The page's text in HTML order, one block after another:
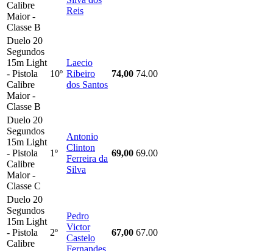
Calibre
Maior -
Classe B
Reis
Duelo 20
Segundos
15m Light
- Pistola
Calibre
Maior -
Classe B
10º
Laecio
Ribeiro
dos Santos
74,00 74.00
Duelo 20
Segundos
15m Light
- Pistola
Calibre
Maior -
Classe C
1º
Antonio
Clinton
Ferreira da
Silva
69,00 69.00
Duelo 20
Segundos
15m Light
- Pistola
Calibre
2º
Pedro
Victor
Castelo
Fernandes
67,00 67.00